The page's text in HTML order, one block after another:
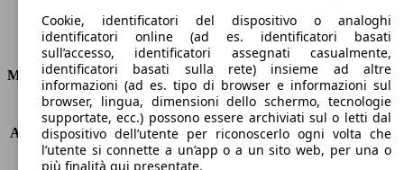
Consumi
Motore e Prestazioni
KW (PS)
110 kW (150 PS)
Accelerazione (0-100 km/h)
11.8s
Velocità massima (km/h)
192 km/h
Cookie, identificatori del dispositivo o analoghi
identificatori online (ad es. identificatori basati
sull’accesso, identificatori assegnati casualmente,
identificatori basati sulla rete) insieme ad altre
informazioni (ad es. tipo di browser e informazioni sul
browser, lingua, dimensioni dello schermo, tecnologie
supportate, ecc.) possono essere archiviati sul o letti dal
dispositivo dell’utente per riconoscerlo ogni volta che
l’utente si connette a un’app o a un sito web, per una o
più finalità qui presentate.